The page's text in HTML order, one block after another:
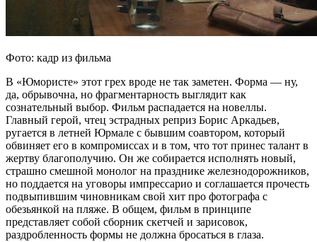
Фото: кадр из фильма
В «Юмористе» этот грех вроде не так заметен. Форма — ну,
да, обрывочна, но фрагментарность выглядит как
сознательный выбор. Фильм распадается на новеллы.
Главный герой, чтец эстрадных реприз Борис Аркадьев,
ругается в летней Юрмале с бывшим соавтором, который
обвиняет его в компромиссах и в том, что тот принес талант в
жертву благополучию. Он же собирается исполнять новый,
страшно смешной монолог на празднике железнодорожников,
но поддается на уговоры импрессарио и соглашается прочесть
подвыпившим чиновникам свой хит про фотографа с
обезьянкой на пляже. В общем, фильм в принципе
представляет собой сборник скетчей и зарисовок,
раздробленность формы не должна бросаться в глаза.